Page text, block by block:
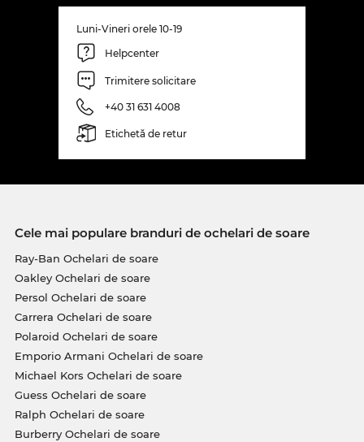
Luni-Vineri orele 10-19
Helpcenter
Trimitere solicitare
+40 31 631 4008
Etichetă de retur
Cele mai populare branduri de ochelari de soare
Ray-Ban Ochelari de soare
Oakley Ochelari de soare
Persol Ochelari de soare
Carrera Ochelari de soare
Polaroid Ochelari de soare
Emporio Armani Ochelari de soare
Michael Kors Ochelari de soare
Guess Ochelari de soare
Ralph Ochelari de soare
Burberry Ochelari de soare